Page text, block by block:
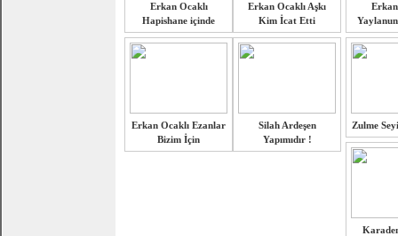
Erkan Ocaklı
Hapishane içinde
Erkan Ocaklı Aşkı
Kim İcat Etti
Erkan Ocaklı Ezanlar
Bizim İçin
Silah Ardeşen
Yapımıdır !
Zulme